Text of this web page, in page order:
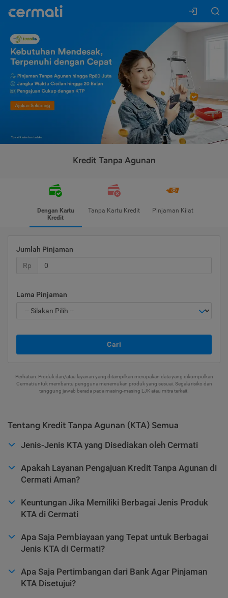
Kredit Tanpa Agunan
Dengan Kartu
Kredit
Tanpa Kartu Kredit Pinjaman Kilat
Jumlah Pinjaman
Rp
Lama Pinjaman
Cari
Perhatian: Produk dan/atau layanan yang ditampilkan merupakan data yang dikumpulkan
Cermati untuk membantu pengguna menemukan produk yang sesuai. Segala risiko dan
tanggung jawab berada pada masing-masing LJK atau mitra terkait.
Tentang Kredit Tanpa Agunan (KTA) Semua
Jenis-Jenis KTA yang Disediakan oleh Cermati
Apakah Layanan Pengajuan Kredit Tanpa Agunan di
Cermati Aman?
Keuntungan Jika Memiliki Berbagai Jenis Produk
KTA di Cermati
Apa Saja Pembiayaan yang Tepat untuk Berbagai
Jenis KTA di Cermati?
Apa Saja Pertimbangan dari Bank Agar Pinjaman
KTA Disetujui?